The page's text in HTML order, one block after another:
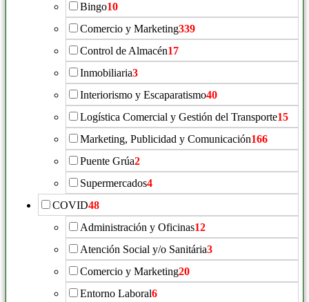
Bingo10
Comercio y Marketing339
Control de Almacén17
Inmobiliaria3
Interiorismo y Escaparatismo40
Logística Comercial y Gestión del Transporte15
Marketing, Publicidad y Comunicación166
Puente Grúa2
Supermercados4
COVID48
Administración y Oficinas12
Atención Social y/o Sanitária3
Comercio y Marketing20
Entorno Laboral6